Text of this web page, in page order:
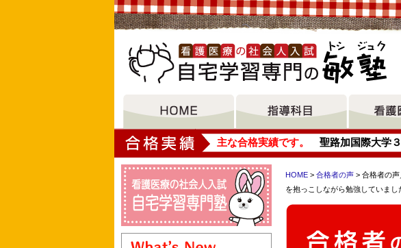
大垣女子短期大学 主な合格実績です。 聖路加国際大学
福井市医師会看護専門学校 武生看護専門学校 摂食嚥下看
HOME > 合格者の声 > 合格者の
を抱っこしながら勉強していまし